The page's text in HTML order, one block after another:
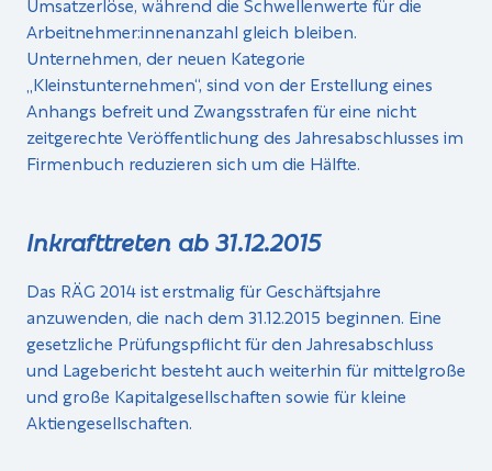
Arbeitnehmer:innenanzahl gleich bleiben.
Unternehmen, der neuen Kategorie
„Kleinstunternehmen“, sind von der Erstellung eines
Anhangs befreit und Zwangsstrafen für eine nicht
zeitgerechte Veröffentlichung des Jahresabschlusses im
Firmenbuch reduzieren sich um die Hälfte.
Inkrafttreten ab 31.12.2015
Das RÄG 2014 ist erstmalig für Geschäftsjahre
anzuwenden, die nach dem 31.12.2015 beginnen. Eine
gesetzliche Prüfungspflicht für den Jahresabschluss
und Lagebericht besteht auch weiterhin für mittelgroße
und große Kapitalgesellschaften sowie für kleine
Aktiengesellschaften.